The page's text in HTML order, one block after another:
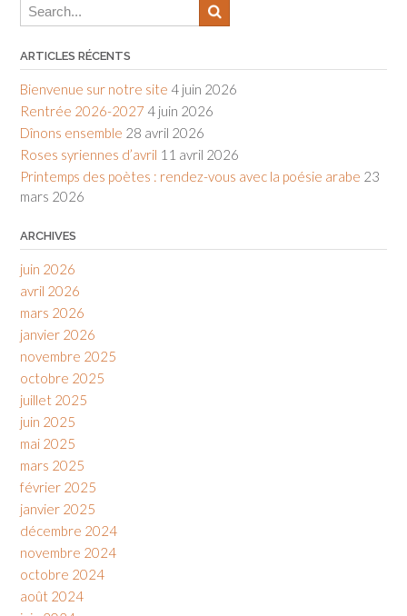
ARTICLES RÉCENTS
Bienvenue sur notre site 4 juin 2026
Rentrée 2026-2027 4 juin 2026
Dînons ensemble 28 avril 2026
Roses syriennes d’avril 11 avril 2026
Printemps des poètes : rendez-vous avec la poésie arabe 23
mars 2026
ARCHIVES
juin 2026
avril 2026
mars 2026
janvier 2026
novembre 2025
octobre 2025
juillet 2025
juin 2025
mai 2025
mars 2025
février 2025
janvier 2025
décembre 2024
novembre 2024
octobre 2024
août 2024